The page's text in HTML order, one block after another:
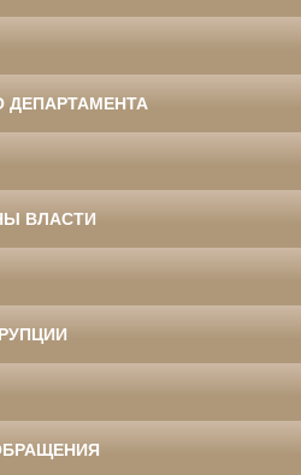
ДЕПАРТАМЕНТА
ВЛАСТИ